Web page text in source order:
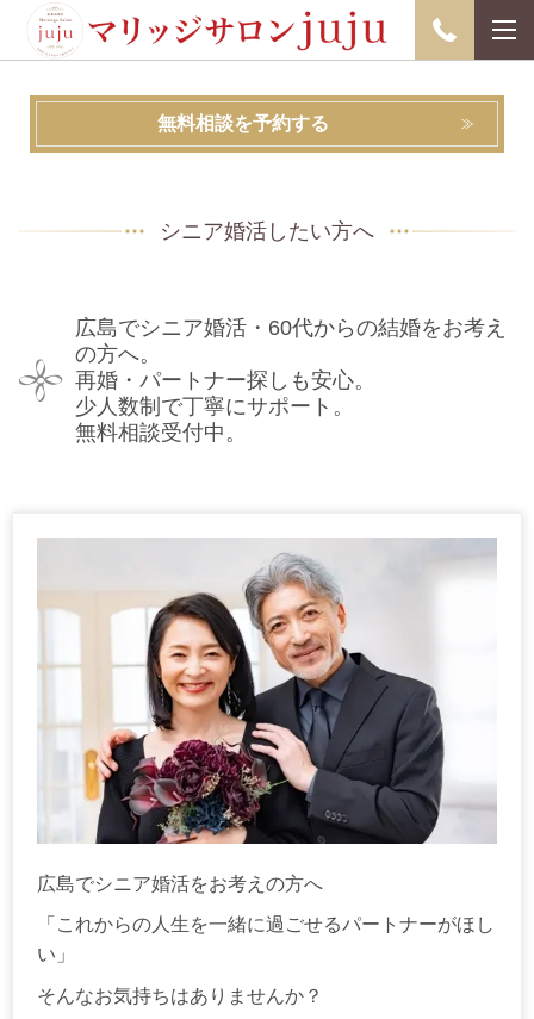
無料相談を予約する
シニア婚活したい方へ
広島でシニア婚活・60代からの結婚をお考え
の方へ。
再婚・パートナー探しも安心。
少人数制で丁寧にサポート。
無料相談受付中。
広島でシニア婚活をお考えの方へ
「これからの人生を一緒に過ごせるパートナーがほし
い」
そんなお気持ちはありませんか？